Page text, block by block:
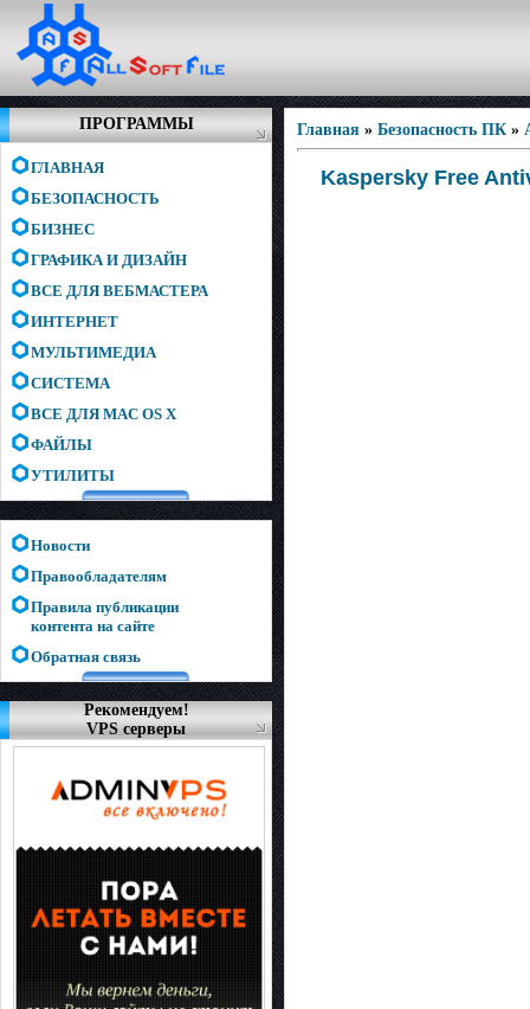
ПРОГРАММЫ
ГЛАВНАЯ
БЕЗОПАСНОСТЬ
БИЗНЕС
ГРАФИКА И ДИЗАЙН
ВСЕ ДЛЯ ВЕБМАСТЕРА
ИНТЕРНЕТ
МУЛЬТИМЕДИА
СИСТЕМА
ВСЕ ДЛЯ MAC OS X
ФАЙЛЫ
УТИЛИТЫ
Новости
Правообладателям
Правила публикации
контента на сайте
Обратная связь
Рекомендуем!
VPS серверы
Главная » Безопасность ПК »
Kaspersky Free